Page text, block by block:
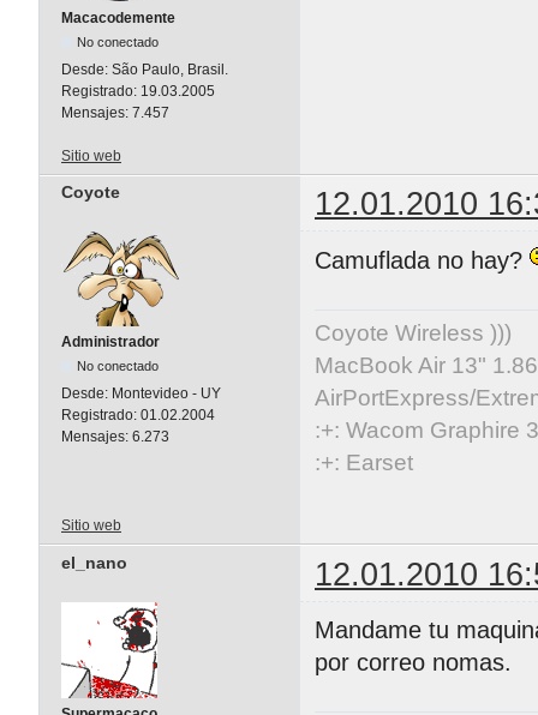
Macacodemente
No conectado
Desde: São Paulo, Brasil.
Registrado: 19.03.2005
Mensajes: 7.457
Sitio web
Coyote 12.01.2010
Administrador
No conectado
Desde: Montevideo - UY
Registrado: 01.02.2004
Mensajes: 6.273
Camuflada no hay?
Coyote Wireless )))
MacBook Air 13"
AirPortExpress/
:+: Wacom Graphire
:+: Earset
Sitio web
el_nano 12.01.2010
Mandame tu
por correo nomas.